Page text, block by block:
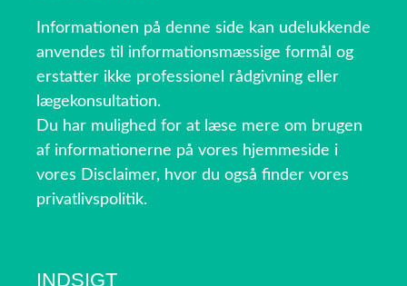
Informationen på denne side kan udelukkende
anvendes til informationsmæssige formål og
erstatter ikke professionel rådgivning eller
lægekonsultation.
Du har mulighed for at læse mere om brugen
af informationerne på vores hjemmeside i
vores Disclaimer, hvor du også finder vores
privatlivspolitik.
INDSIGT